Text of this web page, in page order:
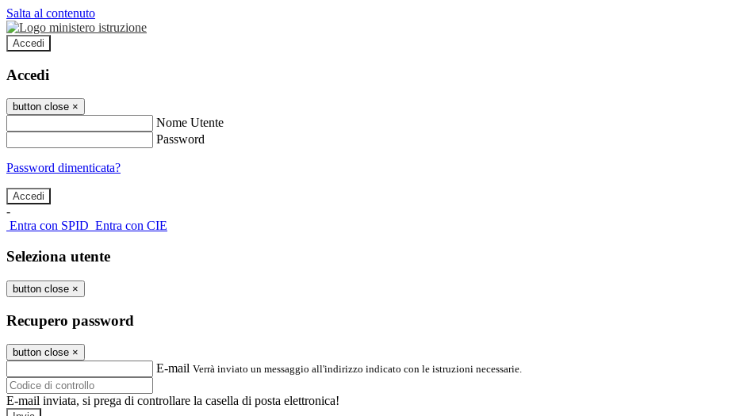
Salta al contenuto
Accedi
Accedi
button close ×
Nome Utente
Password
Password dimenticata?
-
Entra con SPID Entra con CIE
Seleziona utente
button close ×
Recupero password
button close ×
E-mail Verrà inviato un messaggio all'indirizzo indicato con le istruzioni necessarie.
E-mail inviata, si prega di controllare la casella di posta elettronica!